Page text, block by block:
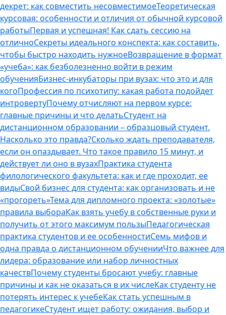
декрет: как совместить несовместимоеТеоретическая
курсовая: особенности и отличия от обычной курсовой
работыПервая и успешная! Как сдать сессию на
отличноСекреты идеального конспекта: как составить,
чтобы быстро находить нужноеВозвращение в формат
«учеба»: как безболезненно войти в режим
обученияБизнес-инкубаторы при вузах: что это и для
когоПрофессия по психотипу: какая работа подойдет
интровертуПочему отчисляют на первом курсе:
главные причины и что делатьСтудент на
дистанционном образовании – образцовый студент.
Насколько это правда?Сколько ждать преподавателя,
если он опаздывает. Что такое правило 15 минут, и
действует ли оно в вузахПрактика студента
филологического факультета: как и где проходит, ее
видыСвой бизнес для студента: как организовать и не
«прогореть»Тема для дипломного проекта: «золотые»
правила выбораКак взять учебу в собственные руки и
получить от этого максимум пользыПедагогическая
практика студентов и ее особенностиСемь мифов и
одна правда о дистанционном обученииЧто важнее для
лидера: образование или набор личностных
качествПочему студенты бросают учебу: главные
причины и как не оказаться в их числеКак студенту не
потерять интерес к учебеКак стать успешным в
педагогикеСтудент ищет работу: ожидания, выбор и